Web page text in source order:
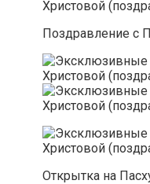
Поздравление с
Открытка на